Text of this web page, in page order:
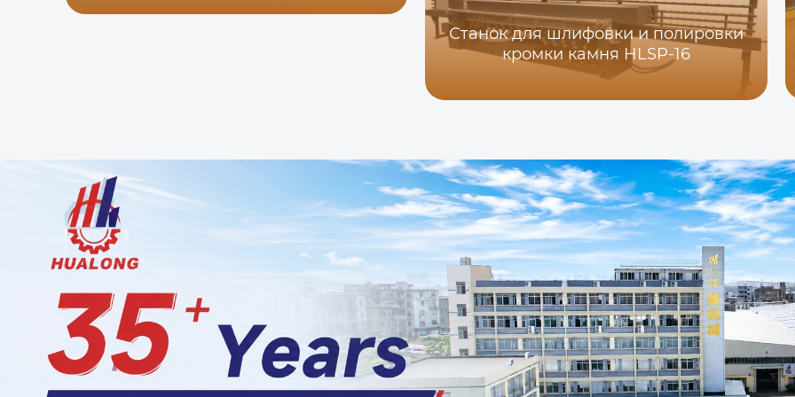
Станок для шлифовки и полировки
кромки камня HLSP-16